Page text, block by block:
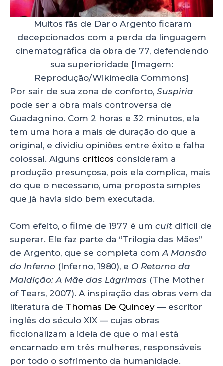
Muitos fãs de Dario Argento ficaram
decepcionados com a perda da linguagem
cinematográfica da obra de 77, defendendo
sua superioridade [Imagem:
Reprodução/Wikimedia Commons]
Por sair de sua zona de conforto, Suspiria
pode ser a obra mais controversa de
Guadagnino. Com 2 horas e 32 minutos, ela
tem uma hora a mais de duração do que a
original, e dividiu opiniões entre êxito e falha
colossal. Alguns críticos consideram a
produção presunçosa, pois ela complica, mais
do que o necessário, uma proposta simples
que já havia sido bem executada.
Com efeito, o filme de 1977 é um cult difícil de
superar. Ele faz parte da “Trilogia das Mães”
de Argento, que se completa com A Mansão
do Inferno (Inferno, 1980), e O Retorno da
Maldição: A Mãe das Lágrimas (The Mother
of Tears, 2007). A inspiração das obras vem da
literatura de Thomas De Quincey — escritor
inglês do século XIX — cujas obras
ficcionalizam a ideia de que o mal está
encarnado em três mulheres, responsáveis
por todo o sofrimento da humanidade.